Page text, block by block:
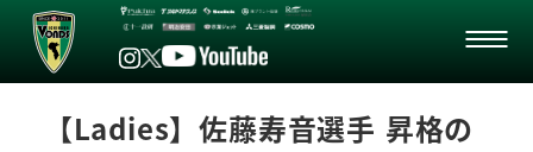
【Ladies】佐藤寿音選手 昇格の